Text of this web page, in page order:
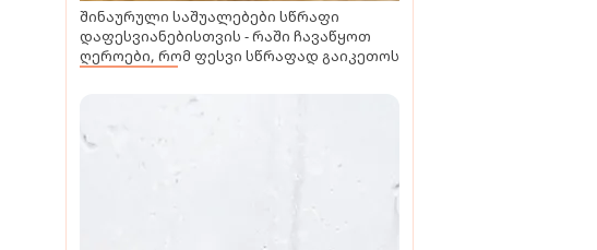
შინაურული საშუალებები სწრაფი
დაფესვიანებისთვის - რაში ჩავაწყოთ
ღეროები, რომ ფესვი სწრაფად გაიკეთოს